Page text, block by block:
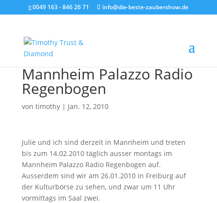
0049 163 - 846 26 71 info@die-beste-zaubershow.de
Mannheim Palazzo Radio
Regenbogen
von timothy| Jan. 12, 2010
Julie und ich sind derzeit in Mannheim und treten
bis zum 14.02.2010 täglich ausser montags im
Mannheim Palazzo Radio Regenbogen auf.
Ausserdem sind wir am 26.01.2010 in Freiburg auf
der Kulturbörse zu sehen, und zwar um 11 Uhr
vormittags im Saal zwei.